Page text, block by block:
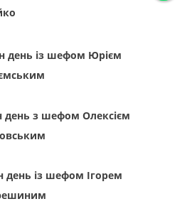
день із шефом Юрієм
день з шефом Олексієм
день із шефом Ігорем